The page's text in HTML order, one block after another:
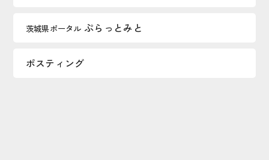
茨城県ポータル ぷらっとみと
ポスティング